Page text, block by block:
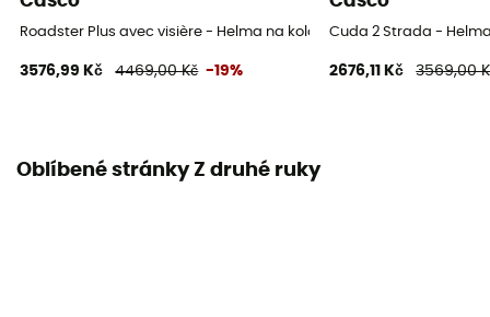
Roadster Plus avec visière - Helma na kolo
3576,99 Kč 4469,00 Kč -19%
Cuda 2 Strada -
2676,11 Kč 3569,00
Oblíbené stránky Z druhé ruky